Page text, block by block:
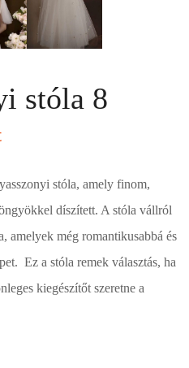
stóla 8
stóla, amely finom,
díszített. A stóla vállról
amelyek még romantikusabbá és
Ez a stóla remek választás, ha
kiegészítőt szeretne a